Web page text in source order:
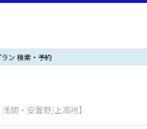
ン 検索・予約
間・安曇野/上高地】